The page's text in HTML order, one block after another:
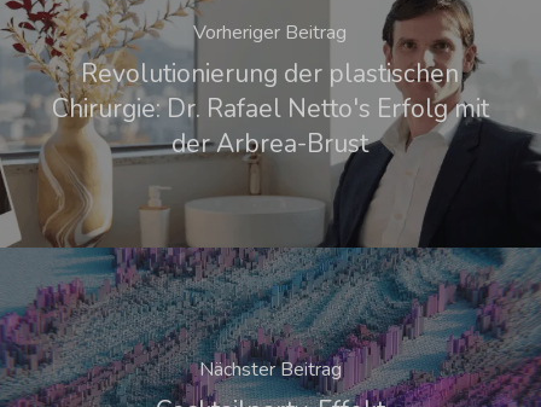
Vorheriger Beitrag
Revolutionierung der plastischen
Chirurgie: Dr. Rafael Netto's Erfolg mit
der Arbrea-Brust
Nächster Beitrag